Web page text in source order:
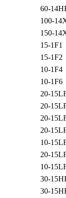
60-
100-
150-
15-1F1
15-1F2
10-1F4
10-1F6
20-
20-
20-
20-
10-
20-
10-
30-
30-